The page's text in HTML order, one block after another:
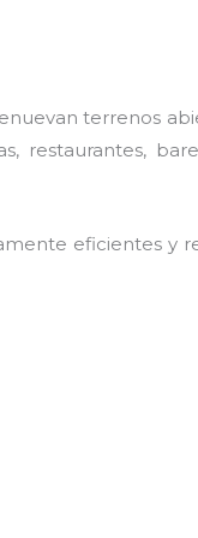
terrenos
restaurantes,
eficientes y